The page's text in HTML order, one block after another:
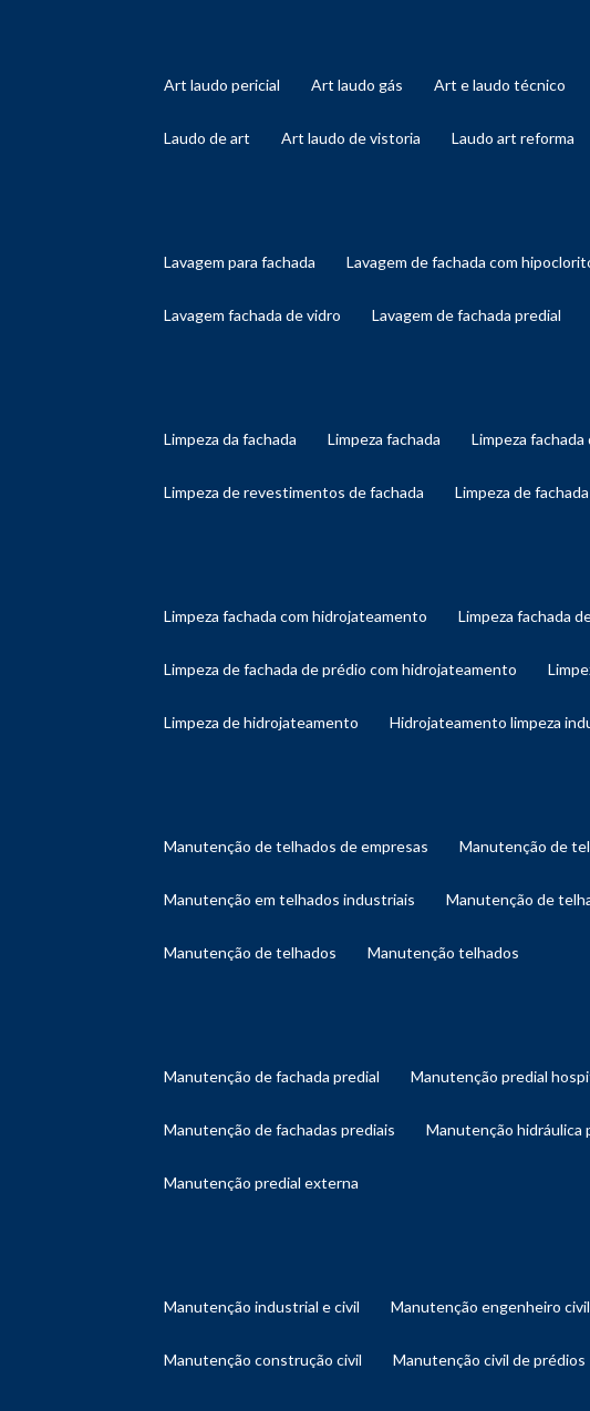
art laudo pericial art laudo gás art e laudo técnico
laudo de art art laudo de vistoria laudo art reforma
lavagem para fachada lavagem de fachada com
lavagem fachada de vidro lavagem de fachada predial
limpeza da fachada limpeza fachada limpeza
limpeza de revestimentos de fachada limpeza de
limpeza fachada com hidrojateamento limpeza fachada
limpeza de fachada de prédio com hidrojateamento
limpeza de hidrojateamento hidrojateamento limpeza
manutenção de telhados de empresas manutenção de
manutenção em telhados industriais manutenção de
manutenção de telhados manutenção telhados
manutenção de fachada predial manutenção predial
manutenção de fachadas prediais manutenção hidráulica
manutenção predial externa
manutenção industrial e civil manutenção engenheiro civil
manutenção construção civil manutenção civil de prédios